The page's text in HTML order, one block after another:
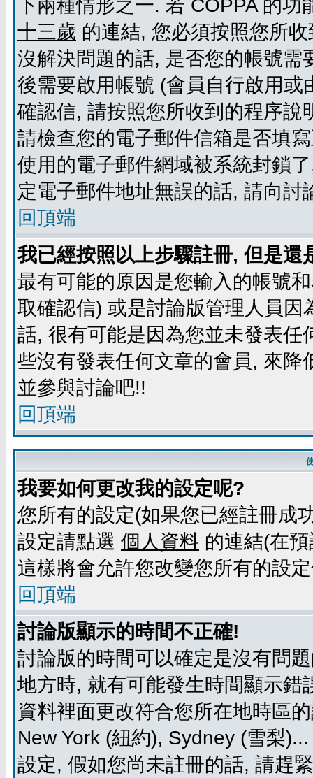
下兩種情形之一. 若 COPPA 的
十三歲 的連結, 您必須按照您所
沒解決問題的話, 是否您的帳號
後需要啟用帳號 (會員自行啟用
確認信, 請按照您所收到的程序
請檢查您的電子郵件信箱是否填
使用的電子郵件網域被系統封鎖
定電子郵件地址無誤的話, 請向
回頂端
我已經按照以上步驟註冊, 但是還
最有可能的原因是您輸入的帳號
取確認信) 或是討論版管理人員
話, 很有可能是因為您並未發表
些沒有發表任何文章的會員, 來
並參與討論吧!!
回頂端
我要如何更改我的設定呢?
您所有的設定(如果您已經註冊成
設定請點選 個人資料 的連結(在
這樣將會允許您改變您所有的設
回頂端
討論版顯示的時間不正確!
討論版的時間可以確定是沒有問
地方時, 就有可能發生時間顯示
資料裡面更改符合您所在地時區
New York (紐約), Sydney (雪梨
設定, 假如您尚未註冊的話, 請趕